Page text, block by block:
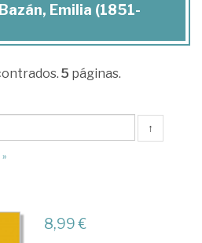
Emilia (1851-
5 páginas.
↑
»
8,99 €